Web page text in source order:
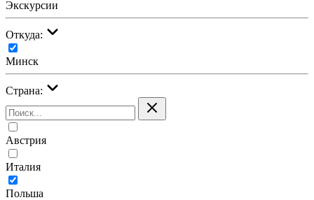
Экскурсии
Откуда:
Минск
Страна:
Австрия
Италия
Польша